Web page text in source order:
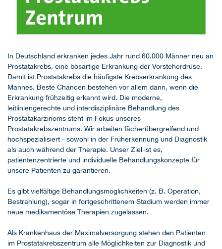
In Deutschland erkranken jedes Jahr rund 60.000 Männer neu an
Prostatakrebs, eine bösartige Erkrankung der Vorsteherdrüse.
Damit ist Prostatakrebs die häufigste Krebserkrankung des
Mannes. Beste Chancen bestehen vor allem dann, wenn die
Erkrankung frühzeitig erkannt wird. Die moderne,
leitliniengerechte und interdisziplinäre Behandlung des
Prostatakarzinoms steht im Fokus unseres
Prostatakrebszentrums. Wir arbeiten fächerübergreifend und
hochspezialisiert - sowohl in der Früherkennung und Diagnostik
als auch während der Therapie. Unser Ziel ist es,
patientenzentrierte und individuelle Behandlungskonzepte für
unsere Patienten zu garantieren.
Es gibt vielfältige Behandlungsmöglichkeiten (z. B. Operation,
Bestrahlung), sogar in fortgeschrittenem Stadium werden immer
neue medikamentöse Therapien zugelassen.
Als Krankenhaus der Maximalversorgung stehen den Patienten
im Prostatakrebszentrum alle Möglichkeiten zur Diagnostik und